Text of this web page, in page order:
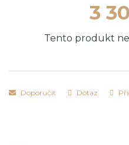
3
Tento produkt
Doporučit Dotaz